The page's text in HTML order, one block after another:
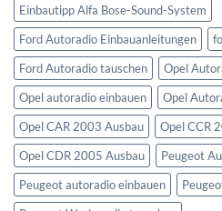
Einbautipp Alfa Bose-Sound-System
Ford Autoradio Einbauanleitungen
Ford Autoradio tauschen
Opel
Opel autoradio einbauen
Opel
Opel CAR 2003 Ausbau
Opel CCR
Opel CDR 2005 Ausbau
Peugeot
Peugeot autoradio einbauen